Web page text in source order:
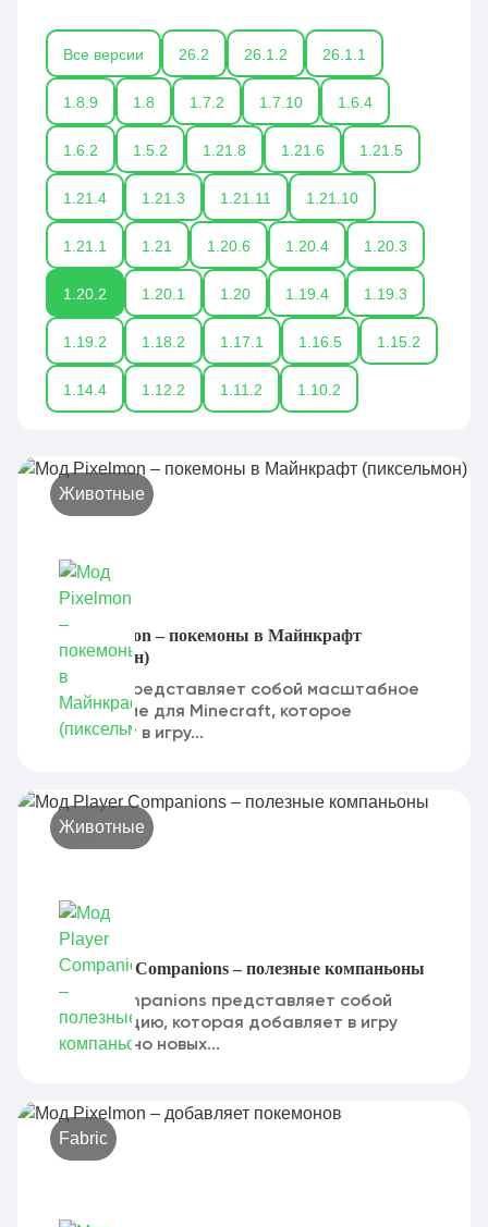
Все версии 26.2 26.1.2 26.1.1
1.8.9 1.8 1.7.2 1.7.10 1.6.4
1.6.2 1.5.2 1.21.8 1.21.6 1.21.5
1.21.4 1.21.3 1.21.11 1.21.10
1.21.1 1.21 1.20.6 1.20.4 1.20.3
1.20.2 1.20.1 1.20 1.19.4 1.19.3
1.19.2 1.18.2 1.17.1 1.16.5 1.15.2
1.14.4 1.12.2 1.11.2 1.10.2
Животные
Мод Pixelmon – покемоны в Майнкрафт
(пиксельмон)
Pixelmon представляет собой масштабное
дополнение для Minecraft, которое
переносит в игру...
Животные
Мод Player Companions – полезные компаньоны
Player Companions представляет собой
модификацию, которая добавляет в игру
совершенно новых...
Fabric